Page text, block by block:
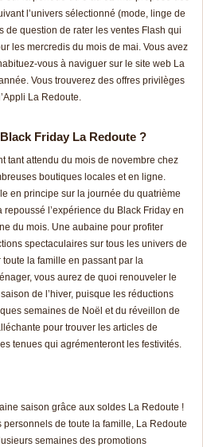
l’univers sélectionné (mode, linge de
de question de rater les ventes Flash qui
les mercredis du mois de mai. Vous avez
vous à naviguer sur le site web La
Vous trouverez des offres privilèges
La Redoute.
Friday La Redoute ?
tant attendu du mois de novembre chez
boutiques locales et en ligne.
en principe sur la journée du quatrième
l’expérience du Black Friday en
du mois. Une aubaine pour profiter
spectaculaires sur tous les univers de
la famille en passant par la
vous aurez de quoi renouveler le
de l’hiver, puisque les réductions
semaines de Noël et du réveillon de
pour trouver les articles de
tenues qui agrémenteront les festivités.
saison grâce aux soldes La Redoute !
de toute la famille, La Redoute
semaines des promotions